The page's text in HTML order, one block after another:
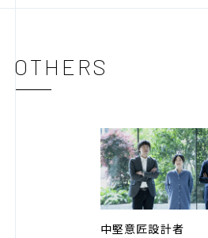
OTHERS
中堅意匠設計者